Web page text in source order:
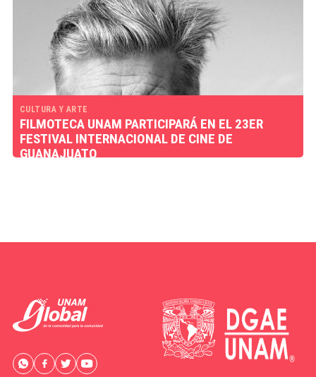
CULTURA Y ARTE
FILMOTECA UNAM PARTICIPARÁ EN EL 23ER
FESTIVAL INTERNACIONAL DE CINE DE
GUANAJUATO